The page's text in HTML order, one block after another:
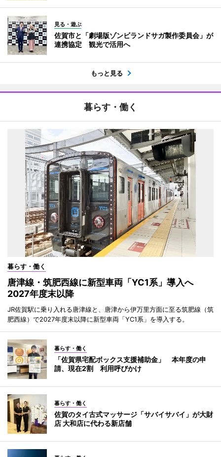
見る・遊ぶ
佐賀市と「劇場版ゾンビランドサガ製作委員会」が
連携協定 観光で活用へ
もっと見る
暮らす・働く
暮らす・働く
唐津線・筑肥西線に新型車両「YC1系」導入へ
2027年度末以降
JR佐賀駅に乗り入れる唐津線と、唐津から伊万里方面に至る筑肥線（筑
肥西線）で2027年度末以降に新型車両「YC1系」を導入する。
暮らす・働く
「佐賀県宅配ボックス支援補助金」 本年度の申
請、現在2割 利用呼びかけ
暮らす・働く
佐賀のタイ古式マッサージ「サバイサバイ」が大財
店 大和店に代わる新店舗